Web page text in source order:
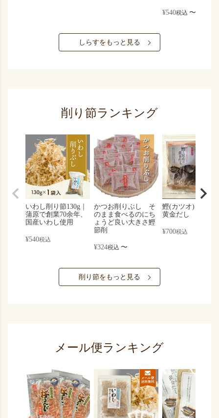
¥540税込 〜
しらすをもっと見る
削り節ランキング
いわし削り節130g｜
蒲原で創業70余年、
国産いわし使用
¥540税込
かつお削りぶし そ
のまま食べるのにち
ょうど良い大きさ鰹
節削
¥324税込 〜
鰹(カツオ)と昆布
黄金だし
¥700税込
削り節をもっと見る
メール便ランキング